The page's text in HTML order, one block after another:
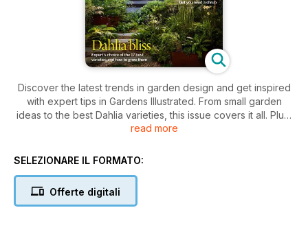
Discover the latest trends in garden design and get inspired
with expert tips in Gardens Illustrated. From small garden
ideas to the best Dahlia varieties, this issue covers it all. Plus,
learn why shrubs are the new must-have in your outdoor
for any gardening enthusiast.
read more
SELEZIONARE IL FORMATO:
Offerte digitali